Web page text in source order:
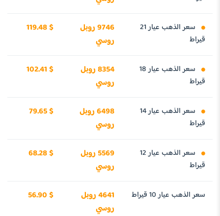
سعر الذهب عيار 21
قيراط
9746 روبل
روسي
119.48 $
سعر الذهب عيار 18
قيراط
8354 روبل
روسي
102.41 $
سعر الذهب عيار 14
قيراط
6498 روبل
روسي
79.65 $
سعر الذهب عيار 12
قيراط
5569 روبل
روسي
68.28 $
سعر الذهب عيار 10 قيراط
4641 روبل
روسي
56.90 $